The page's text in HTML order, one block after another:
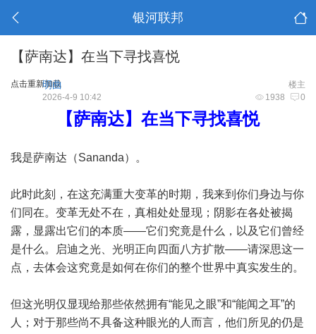
银河联邦
【萨南达】在当下寻找喜悦
点击重新加载 楼主
明曲
1938 0
2026-4-9 10:42
【萨南达】在当下寻找喜悦
我是萨南达（Sananda）。
此时此刻，在这充满重大变革的时期，我来到你们身边与你
们同在。变革无处不在，真相处处显现；阴影在各处被揭
露，显露出它们的本质——它们究竟是什么，以及它们曾经
是什么。启迪之光、光明正向四面八方扩散——请深思这一
点，去体会这究竟是如何在你们的整个世界中真实发生的。
但这光明仅显现给那些依然拥有“能见之眼”和“能闻之耳”的
人；对于那些尚不具备这种眼光的人而言，他们所见的仍是